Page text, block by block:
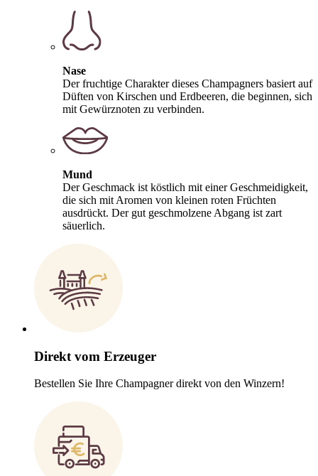
Nase
Der fruchtige Charakter dieses Champagners basiert auf
Düften von Kirschen und Erdbeeren, die beginnen, sich
mit Gewürznoten zu verbinden.
Mund
Der Geschmack ist köstlich mit einer Geschmeidigkeit,
die sich mit Aromen von kleinen roten Früchten
ausdrückt. Der gut geschmolzene Abgang ist zart
säuerlich.
Direkt vom Erzeuger
Bestellen Sie Ihre Champagner direkt von den Winzern!